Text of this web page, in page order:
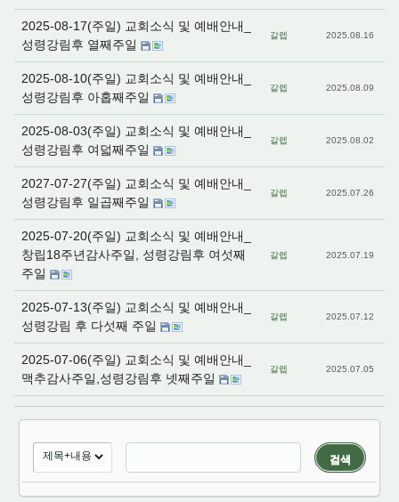
2025-08-17(주일) 교회소식 및 예배안내_
성령강림후 열째주일
갈렙 2025.08.16
2025-08-10(주일) 교회소식 및 예배안내_
성령강림후 아홉째주일
갈렙 2025.08.09
2025-08-03(주일) 교회소식 및 예배안내_
성령강림후 여덟째주일
갈렙 2025.08.02
2027-07-27(주일) 교회소식 및 예배안내_
성령강림후 일곱째주일
갈렙 2025.07.26
2025-07-20(주일) 교회소식 및 예배안내_
창립18주년감사주일, 성령강림후 여섯째
주일
갈렙 2025.07.19
2025-07-13(주일) 교회소식 및 예배안내_
성령강림 후 다섯째 주일
갈렙 2025.07.12
2025-07-06(주일) 교회소식 및 예배안내_
맥추감사주일,성령강림후 넷째주일
갈렙 2025.07.05
검색